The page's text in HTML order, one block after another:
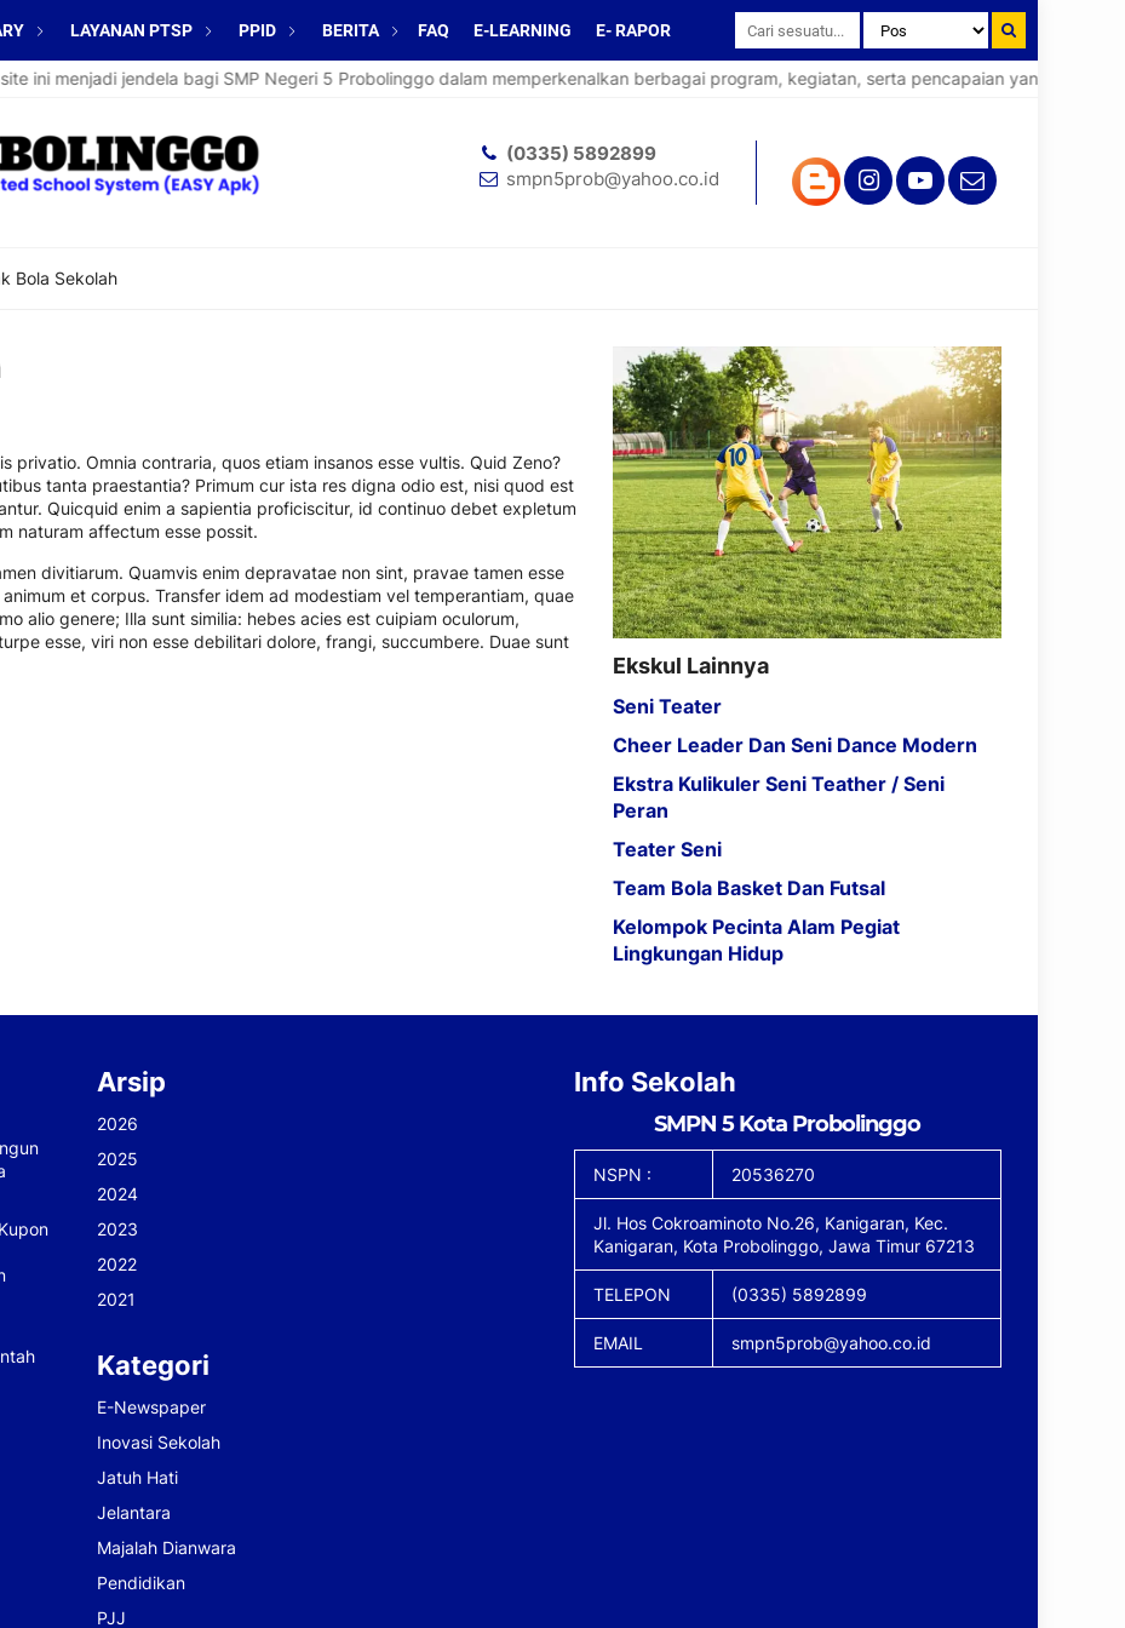
LAYANAN PTSP PPID BERITA FAQ E-LEARNING E- RAPOR
menjadi jendela bagi SMP Negeri 5 Probolinggo dalam memperkenalkan berbagai program, kegiatan, serta pencapaian yang telah diraih
(0335) 5892899
smpn5prob@yahoo.co.id
Bola Sekolah
privatio. Omnia contraria, quos etiam insanos esse vultis. Quid Zeno?
tanta praestantia? Primum cur ista res digna odio est, nisi quod est
Quicquid enim a sapientia proficiscitur, id continuo debet expletum
naturam affectum esse possit.
divitiarum. Quamvis enim depravatae non sint, pravae tamen esse
et corpus. Transfer idem ad modestiam vel temperantiam, quae
alio genere; Illa sunt similia: hebes acies est cuipiam oculorum,
esse, viri non esse debilitari dolore, frangi, succumbere. Duae sunt
Ekskul Lainnya
Seni Teater
Cheer Leader Dan Seni Dance Modern
Ekstra Kulikuler Seni Teather / Seni
Peran
Teater Seni
Team Bola Basket Dan Futsal
Kelompok Pecinta Alam Pegiat
Lingkungan Hidup
Arsip
2026
2025
2024
2023
2022
2021
Kategori
E-Newspaper
Inovasi Sekolah
Jatuh Hati
Jelantara
Majalah Dianwara
Pendidikan
PJJ
Info Sekolah
SMPN 5 Kota Probolinggo
NSPN : 20536270
Jl. Hos Cokroaminoto No.26, Kanigaran, Kec.
Kanigaran, Kota Probolinggo, Jawa Timur 67213
TELEPON (0335) 5892899
EMAIL smpn5prob@yahoo.co.id